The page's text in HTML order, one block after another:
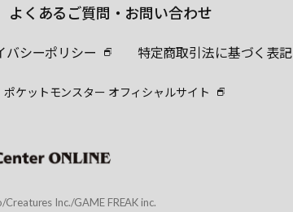
よくあるご質問・お問い合わせ
バシーポリシー 特定商取引法に基づく表記
ポケットモンスター オフィシャルサイト
Inc./GAME FREAK inc.